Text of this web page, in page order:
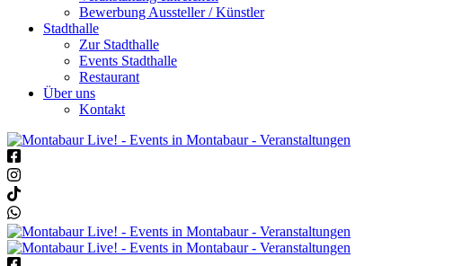
Bewerbung Aussteller / Künstler
Stadthalle
Zur Stadthalle
Events Stadthalle
Restaurant
Über uns
Kontakt